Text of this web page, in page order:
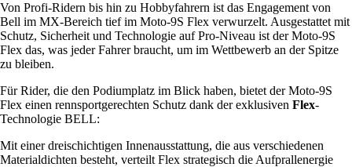
Von Profi-Ridern bis hin zu Hobbyfahrern ist das Engagement von
Bell im MX-Bereich tief im Moto-9S Flex verwurzelt. Ausgestattet mit
Schutz, Sicherheit und Technologie auf Pro-Niveau ist der Moto-9S
Flex das, was jeder Fahrer braucht, um im Wettbewerb an der Spitze
zu bleiben.
Für Rider, die den Podiumplatz im Blick haben, bietet der Moto-9S
Flex einen rennsportgerechten Schutz dank der exklusiven Flex-
Technologie BELL:
Mit einer dreischichtigen Innenausstattung, die aus verschiedenen
Materialdichten besteht, verteilt Flex strategisch die Aufprallenergie